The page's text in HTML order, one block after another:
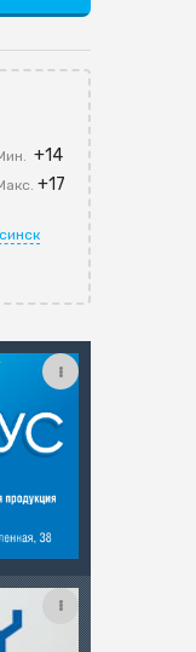
+14
+17